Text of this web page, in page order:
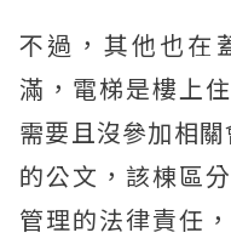
不過，其他也在
滿，電梯是樓上
需要且沒參加相
的公文，該棟區
管理的法律責任